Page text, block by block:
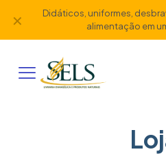
Didáticos, uniformes,
alimentação em
✕